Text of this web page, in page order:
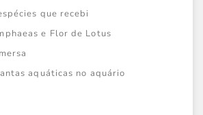
que recebi
e Flor de Lotus
aquáticas no aquário